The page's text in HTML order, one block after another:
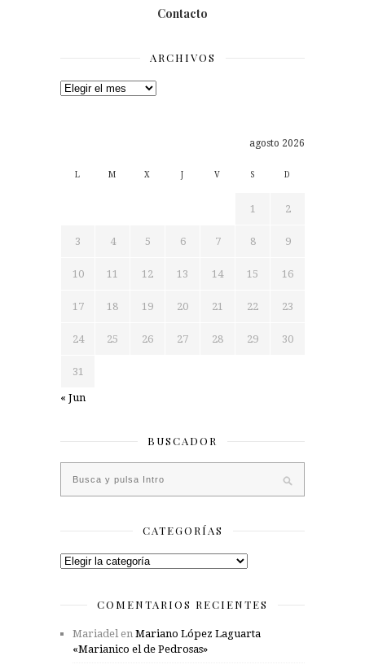
Contacto
ARCHIVOS
Archivos
agosto 2026
L M X V S D
1 2
3 4 5 6 7 8 9
10 11 12 13 14 15 16
17 18 19 20 21 22 23
24 25 26 27 28 29 30
31
« Jun
BUSCADOR
CATEGORÍAS
Categorías
COMENTARIOS RECIENTES
Mariadelen Mariano López Laguarta
«Marianico el de Pedrosas»